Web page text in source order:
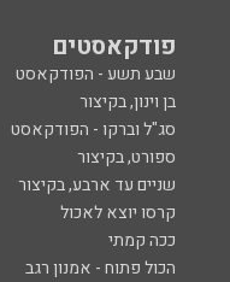
פודקאסטים
שבע תשע - הפודקאסט
בן וינון, בקיצור
סג"ל וברקו - הפודקאסט
ספורט, בקיצור
שניים עד ארבע, בקיצור
קרסו יוצא לאכול
ככה קמתי
הכול פתוח - אמנון רגב